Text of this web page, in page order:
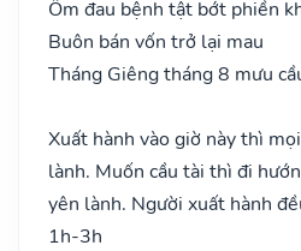
Ốm đau bệnh tật bớt phiền
Buôn bán vốn trở lại mau
Tháng Giêng tháng 8 mưu
Xuất hành vào giờ này thì
lành. Muốn cầu tài thì đi
yên lành. Người xuất hành
1h-3h